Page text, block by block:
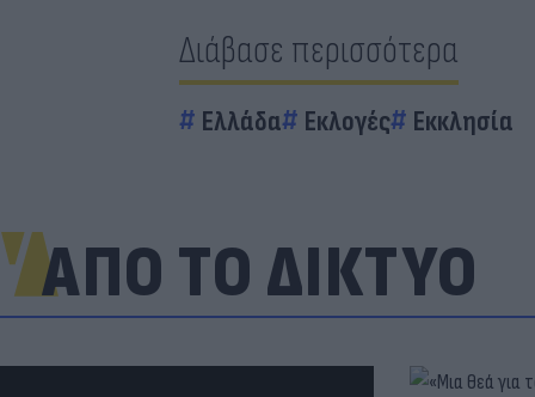
Διάβασε περισσότερα
Ελλάδα Εκλογές Εκκλησία
ΑΠΟ ΤΟ ΔΙΚΤΥΟ